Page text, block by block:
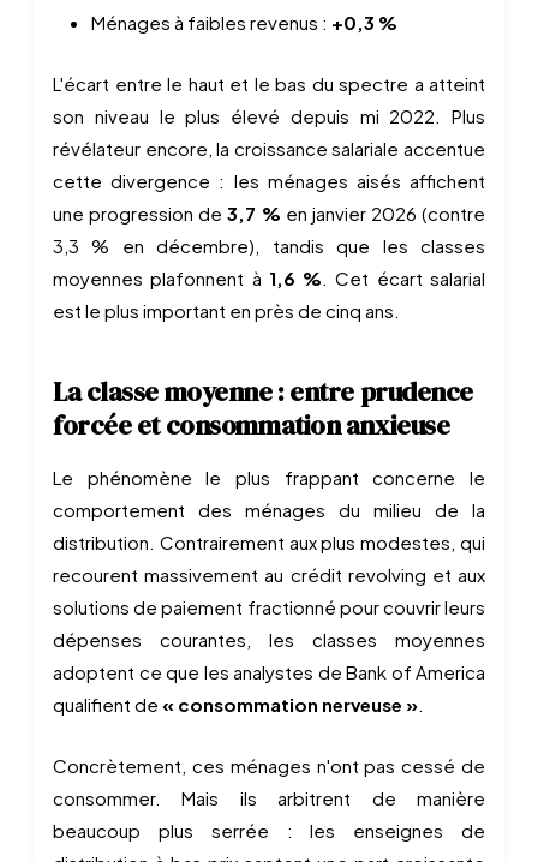
Ménages à faibles revenus : +0,3 %
L'écart entre le haut et le bas du spectre a atteint
son niveau le plus élevé depuis mi 2022. Plus
révélateur encore, la croissance salariale accentue
cette divergence : les ménages aisés affichent
une progression de3,7 % en janvier 2026 (contre
3,3 % en décembre), tandis que les classes
moyennes plafonnent à 1,6 %. Cet écart salarial
est le plus important en près de cinq ans.
La classe moyenne : entre prudence
forcée et consommation anxieuse
Le phénomène le plus frappant concerne le
comportement des ménages du milieu de la
distribution. Contrairement aux plus modestes, qui
recourent massivement au crédit revolving et aux
solutions de paiement fractionné pour couvrir leurs
dépenses courantes, les classes moyennes
adoptent ce que les analystes de Bank of America
qualifient de « consommation nerveuse ».
Concrètement, ces ménages n'ont pas cessé de
consommer. Mais ils arbitrent de manière
beaucoup plus serrée : les enseignes de